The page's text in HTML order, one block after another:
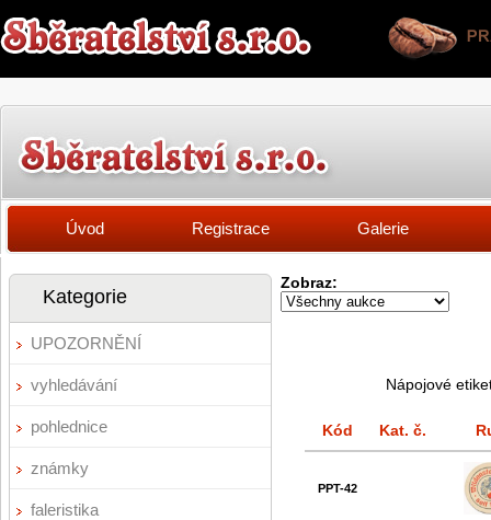
Úvod Registrace Galerie
Kategorie
UPOZORNĚNÍ
vyhledávání
pohlednice
známky
faleristika
Zobraz:
Nápojové
Kód Kat. č.
PPT-42